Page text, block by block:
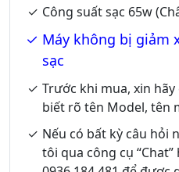
Công suất sạc 65w
Máy không bị giảm
sạc
Trước khi mua, xin
biết rõ tên Model, tên
Nếu có bất kỳ câu hỏi
tôi qua công cụ